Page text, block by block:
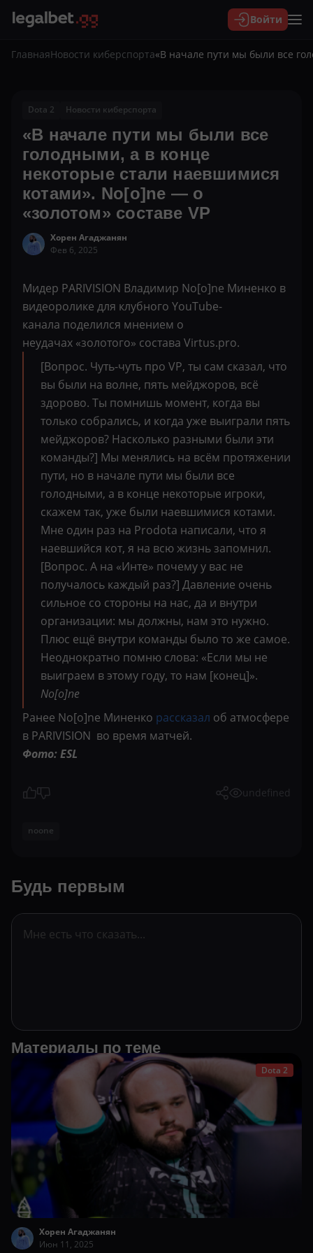
Войти
ГлавнаяНовости киберспорта«В начале пути мы были все
Dota 2 Новости киберспорта
«В начале пути мы были все
голодными, а в конце
некоторые стали наевшимися
котами». No[o]ne — о
«золотом» составе VP
Хорен Агаджанян
Фев 6, 2025
Мидер PARIVISION Владимир No[o]ne Миненко в
видеоролике для клубного YouTube-
канала поделился мнением о
неудачах «золотого» состава Virtus.pro.
[Вопрос. Чуть-чуть про VP, ты сам сказал, что
вы были на волне, пять мейджоров, всё
здорово. Ты помнишь момент, когда вы
только собрались, и когда уже выиграли пять
мейджоров? Насколько разными были эти
команды?] Мы менялись на всём протяжении
пути, но в начале пути мы были все
голодными, а в конце некоторые игроки,
скажем так, уже были наевшимися котами.
Мне один раз на Prodota написали, что я
наевшийся кот, я на всю жизнь запомнил.
[Вопрос. А на «Инте» почему у вас не
получалось каждый раз?] Давление очень
сильное со стороны на нас, да и внутри
организации: мы должны, нам это нужно.
Плюс ещё внутри команды было то же самое.
Неоднократно помню слова: «Если мы не
выиграем в этому году, то нам [конец]».
No[o]ne
Ранее No[o]ne Миненко рассказал об атмосфере
в PARIVISION во время матчей.
Фото: ESL
undefined
noone
Будь первым
Материалы по теме
Dota 2
Хорен Агаджанян
Июн 11, 2025